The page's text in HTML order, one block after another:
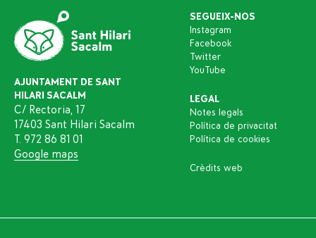
AJUNTAMENT DE SANT
HILARI SACALM
C/ Rectoria, 17
17403 Sant Hilari Sacalm
T. 972 86 81 01
Google maps
SEGUEIX-NOS
Instagram
Facebook
Twitter
YouTube
LEGAL
Notes legals
Política de privacitat
Política de cookies
Crèdits web